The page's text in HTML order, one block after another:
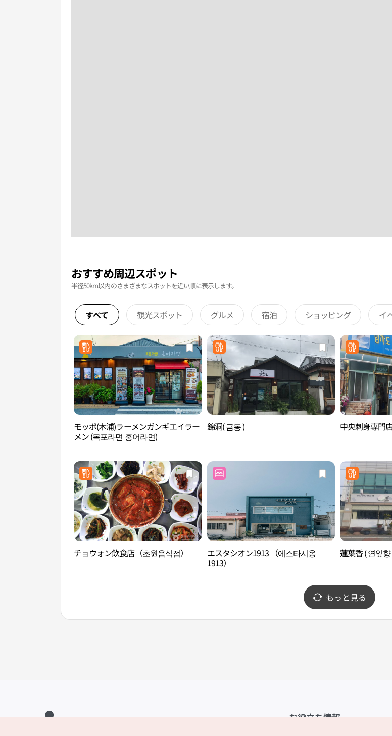
おすすめ周辺スポット
半径50km以内のさまざまなスポットを近い順に表示します。
すべて 観光スポット グルメ 宿泊 ショッピング イ
モッポ(木浦)ラーメンガンギエイラー
メン (목포라면 홍어라면)
錦洞( 금동 ) 中央刺身専門
チョウォン飲食店（초원음식점）
エスタシオン1913 （에스타시옹
1913）
蓮葉香 ( 연잎향
もっと見る
お役立ち情報